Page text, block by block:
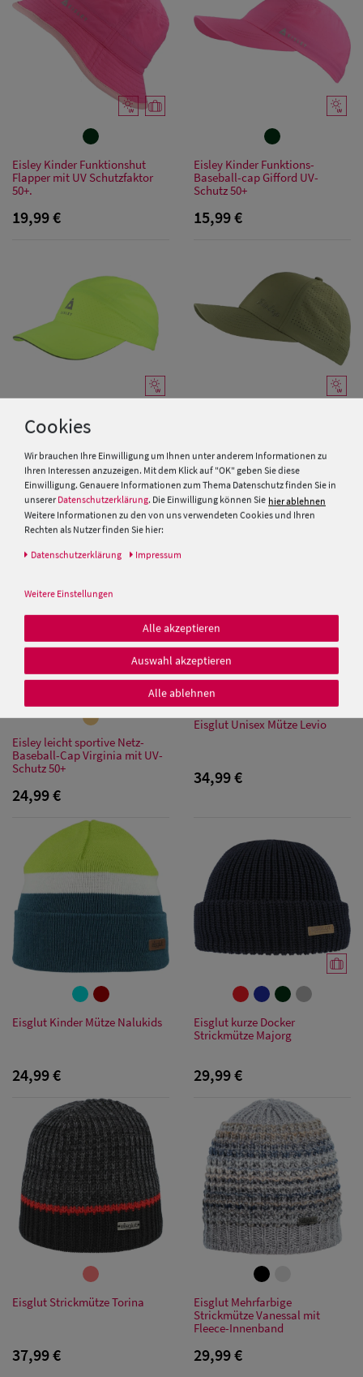
Damen
Sonnenschilder
& Visoren
Snapback Caps
Damen Caps
Großgrößen
(63-65 cm)
Eisley Kinder Funktionshut
Flapper mit UV Schutzfaktor
50+.
19,99 €
Eisley Kinder Funktions-
Baseball-cap Gifford UV-
Schutz 50+
15,99 €
50+ reflektierendes Schild
24,99 €
Luftlöcher mit UV Schutzfaktor
50+.
19,99 €
Eisley leicht sportive Netz-
Baseball-Cap Virginia mit UV-
Schutz 50+
24,99 €
Eisglut Unisex Mütze Levio
34,99 €
Eisglut Kinder Mütze Nalukids
24,99 €
Eisglut kurze Docker
Strickmütze Majorg
29,99 €
Eisglut Strickmütze Torina
37,99 €
Eisglut Mehrfarbige
Strickmütze Vanessal mit
Fleece-Innenband
29,99 €
Cookies
Wir brauchen Ihre Einwilligung um Ihnen unter anderem Informationen zu
Ihren Interessen anzuzeigen. Mit dem Klick auf "OK" geben Sie diese
Einwilligung. Genauere Informationen zum Thema Datenschutz finden Sie in
unserer Datenschutzerklärung. Die Einwilligung können Sie hier ablehnen
Weitere Informationen zu den von uns verwendeten Cookies und Ihren
Rechten als Nutzer finden Sie hier:
Daten­schutz­erklärung Impressum
Weitere Einstellungen
Alle akzeptieren
Auswahl akzeptieren
Alle ablehnen